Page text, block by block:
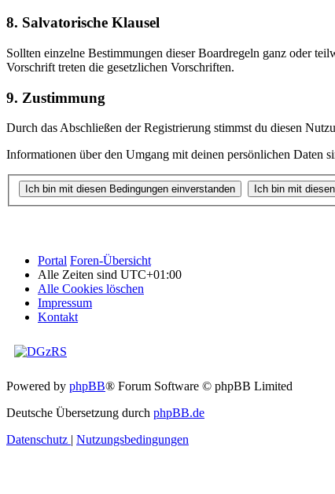
8. Salvatorische Klausel
Sollten einzelne Bestimmungen dieser Boardregeln ganz oder
Vorschrift treten die gesetzlichen Vorschriften.
9. Zustimmung
Durch das Abschließen der Registrierung stimmst du diesen
Informationen über den Umgang mit deinen persönlichen Daten
Portal Foren-Übersicht
Alle Zeiten sind UTC+01:00
Alle Cookies löschen
Impressum
Kontakt
Powered by phpBB® Forum Software © phpBB Limited
Deutsche Übersetzung durch phpBB.de
Datenschutz | Nutzungsbedingungen